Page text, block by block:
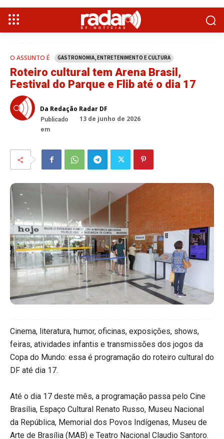
O ASSUNTO É GASTRONOMIA, ENTRETENIMENTO E CULTURA
Roteiro cultural tem Arena Brasil,
Festival do Parque e Flib até o dia 17
Da Redação Radar DF
Publicado
em
13 de junho de 2026
Cinema, literatura, humor, oficinas, exposições, shows,
feiras, atividades infantis e transmissões dos jogos da
Copa do Mundo: essa é programação do roteiro cultural do
DF até dia 17.
Até o dia 17 deste mês, a programação passa pelo Cine
Brasília, Espaço Cultural Renato Russo, Museu Nacional
da República, Memorial dos Povos Indígenas, Museu de
Arte de Brasília (MAB) e Teatro Nacional Claudio Santoro.